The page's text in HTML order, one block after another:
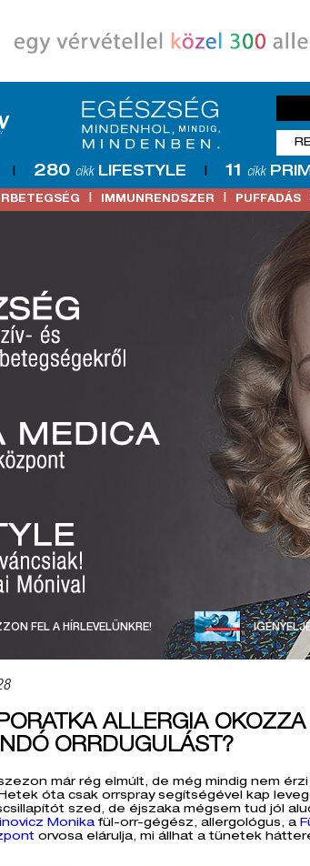
| 280 cikk LIFESTYLE | 11 cikk
| IMMUNRENDSZER | PUFFADÁS
FEL A HÍRLEVELÜNKRE!
ALLERGIA
ORRDUGULÁST?
már rég elmúlt, de még mindig nem érzi
óta csak orrspray segítségével kap
szed, de éjszaka mégsem tud jól
Monikafül-orr-gégész, allergológus, a
orvosa elárulja, mi állhat a tünetek